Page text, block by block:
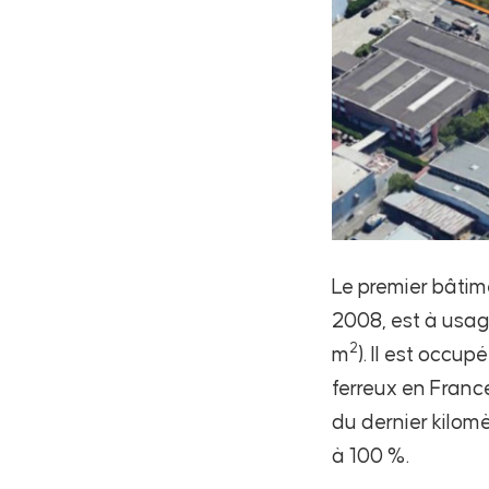
Le premier
2008, est à
m2). Il est
ferreux en
du dernier
à 100 %.